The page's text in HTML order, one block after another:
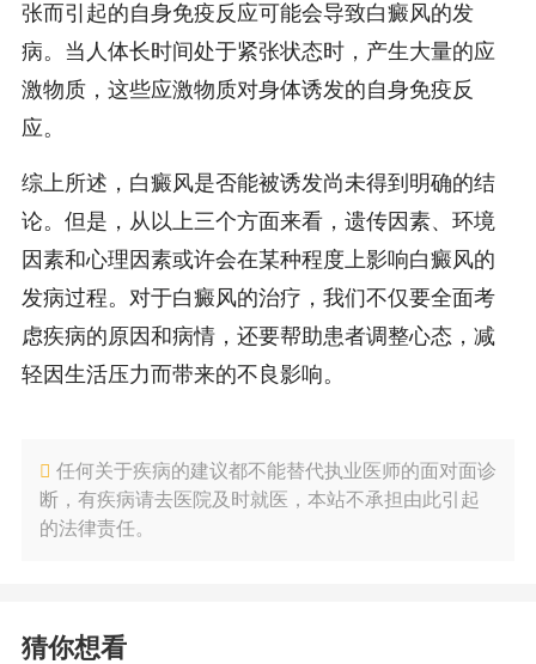
张而引起的自身免疫反应可能会导致白癜风的发
病。当人体长时间处于紧张状态时，产生大量的应
激物质，这些应激物质对身体诱发的自身免疫反
应。
综上所述，白癜风是否能被诱发尚未得到明确的结
论。但是，从以上三个方面来看，遗传因素、环境
因素和心理因素或许会在某种程度上影响白癜风的
发病过程。对于白癜风的治疗，我们不仅要全面考
虑疾病的原因和病情，还要帮助患者调整心态，减
轻因生活压力而带来的不良影响。
任何关于疾病的建议都不能替代执业医师的面对面诊
断，有疾病请去医院及时就医，本站不承担由此引起
的法律责任。
猜你想看